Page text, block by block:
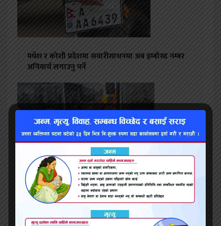
मधेश र कोशी प्रदेशमा सवारीसाधनमा अब इम्बोस्ड नम्बर
अनिवार्य लगाउनु पर्ने
तीन वर्षदेखि थन्किएका बिजुली बस आए सञ्चालनमा